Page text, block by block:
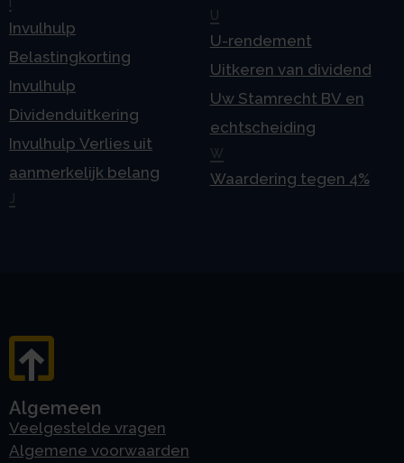
Invulhulp
Belastingkorting
Invulhulp
Dividenduitkering
Invulhulp Verlies uit
aanmerkelijk belang
J
U
U-rendement
Uitkeren van dividend
Uw Stamrecht BV en
echtscheiding
W
Waardering tegen 4%
Algemeen
Veelgestelde vragen
Algemene voorwaarden